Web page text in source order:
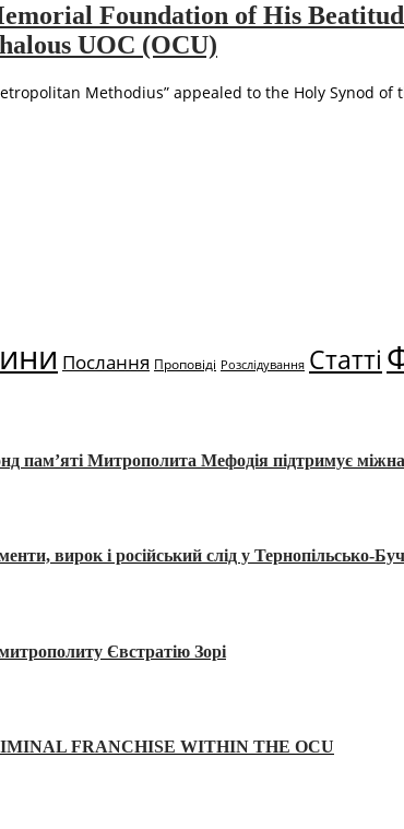
Foundation of His
UOC (OCU)
Methodius” appealed to the Holy Synod
Послання Проповіді Розслідування Статті
пам’яті Митрополита Мефодія підтримує
і російський слід у Тернопільсько-
Євстратію Зорі
FRANCHISE WITHIN THE OCU